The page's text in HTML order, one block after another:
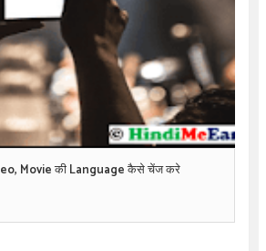
Movie की Language कैसे चेंज करे